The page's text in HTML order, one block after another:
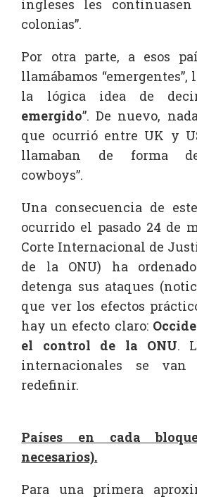
ingleses les
colonias”.
Por otra parte, a esos
llamábamos “emergentes”,
la lógica idea de
emergido”. De nuevo,
que ocurrió entre UK y
llamaban de forma
cowboys”.
Una consecuencia de
ocurrido el pasado 24 de
Corte Internacional de
de la ONU) ha
detenga sus ataques
que ver los efectos
hay un efecto claro:
el control de la ONU.
internacionales se
redefinir.
Países en cada
necesarios).
Para una primera